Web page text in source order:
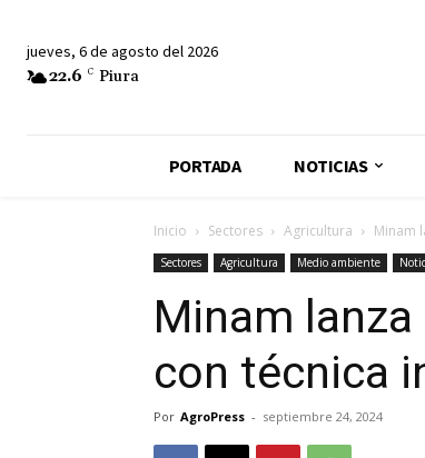
jueves, 6 de agosto del 2026
22.6 C Piura
PORTADA NOTICIAS
Inicio Sectores Agricultura Minam
Sectores Agricultura Medio ambiente
Minam
con técnica
Por AgroPress - septiembre 24, 2024